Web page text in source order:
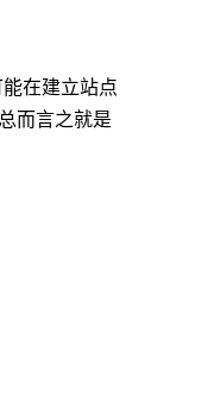
在建立站点
而言之就是